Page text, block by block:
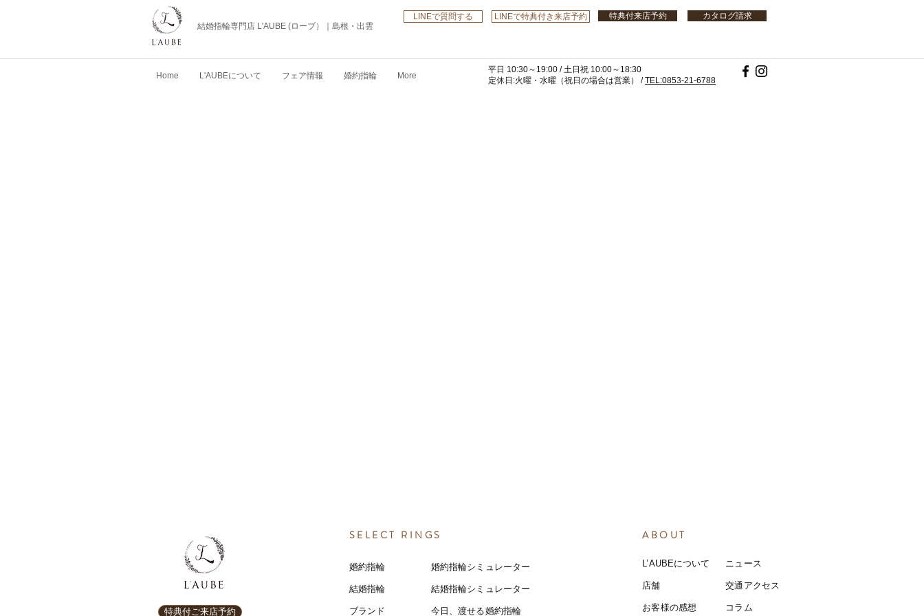
結婚指輪専門店 L'AUBE (ローブ）｜島根・出雲
LINEで質問する LINEで特典付き来店予約 特典付来店予約 カタログ請求
Home L'AUBEについて フェア情報 婚約指輪 More
平日 10:30～19:00 /土日祝 10:00～18:30
​定休日:火曜・水曜 （祝日の場合は営業） /TEL:0853-21-6788
特典付ご来店予約
SELECT RINGS
婚約指輪
結婚指輪
ブランド
婚約指輪シミュレーター
結婚指輪シミ ュ レーター
今日、渡せる婚約指輪
ABOUT
L’AUBEについて
店舗
お客様の感想
​ニュース
​交通アクセス
コラム